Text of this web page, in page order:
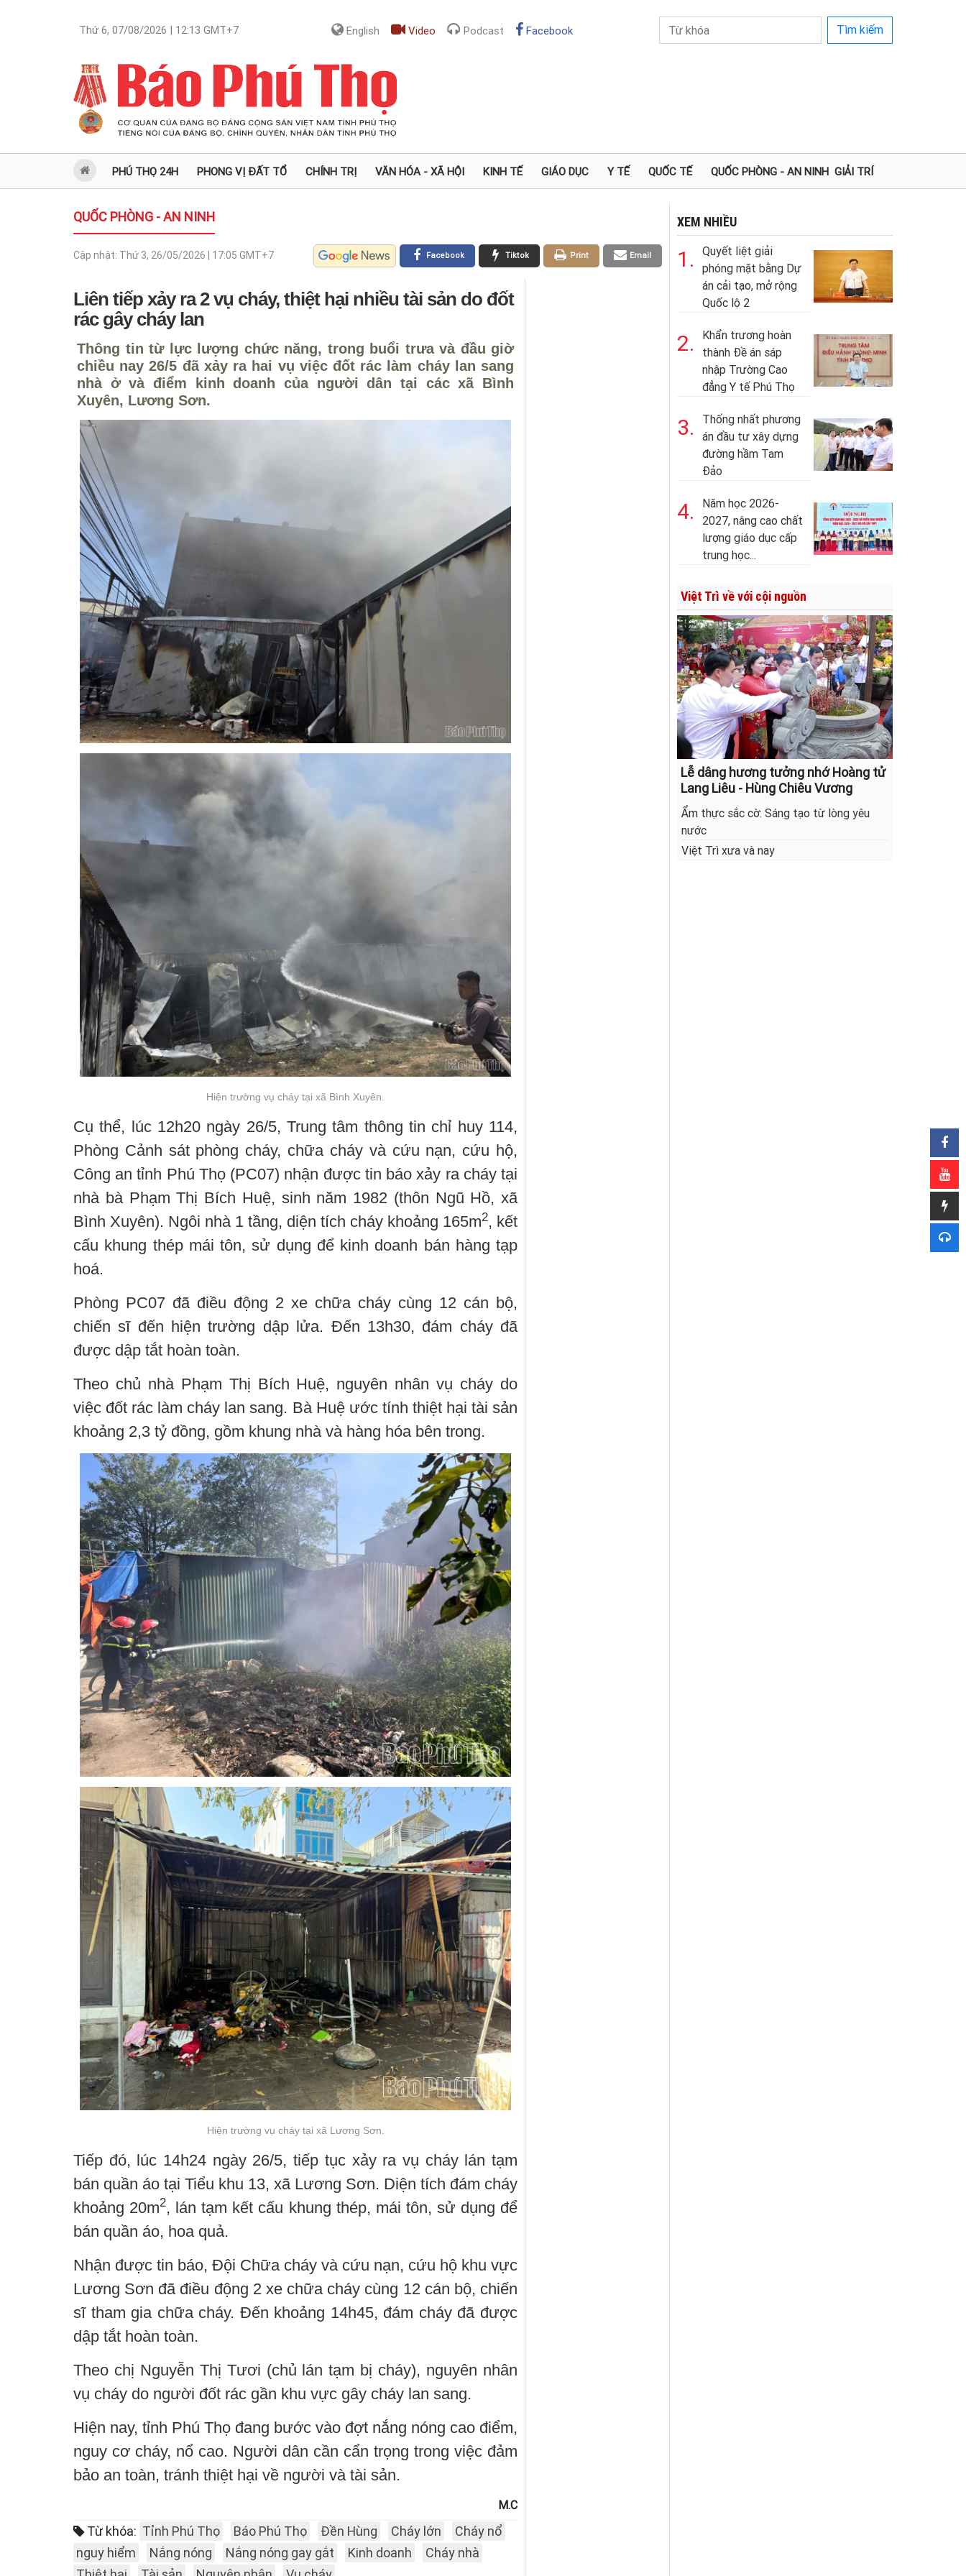
Thứ 6, 07/08/2026 | 12:13 GMT+7 English Video Podcast Facebook Tìm kiếm
PHÚ THỌ 24H PHONG VỊ ĐẤT TỔ CHÍNH TRỊ VĂN HÓA - XÃ HỘI KINH TẾ GIÁO DỤC Y TẾ QUỐC TẾ QUỐC PHÒNG - AN NINH GIẢI TRÍ
QUỐC PHÒNG - AN NINH
Cập nhật: Thứ 3, 26/05/2026 | 17:05 GMT+7 Email
Print
Tiktok
Facebook
Liên tiếp xảy ra 2 vụ cháy, thiệt hại nhiều tài sản do đốt
rác gây cháy lan
Thông tin từ lực lượng chức năng, trong buổi trưa và đầu giờ
chiều nay 26/5 đã xảy ra hai vụ việc đốt rác làm cháy lan sang
nhà ở và điểm kinh doanh của người dân tại các xã Bình
Xuyên, Lương Sơn.
Hiện trường vụ cháy tại xã Bình Xuyên.
Cụ thể, lúc 12h20 ngày 26/5, Trung tâm thông tin chỉ huy 114,
Phòng Cảnh sát phòng cháy, chữa cháy và cứu nạn, cứu hộ,
Công an tỉnh Phú Thọ (PC07) nhận được tin báo xảy ra cháy tại
nhà bà Phạm Thị Bích Huệ, sinh năm 1982 (thôn Ngũ Hồ, xã
Bình Xuyên). Ngôi nhà 1 tầng, diện tích cháy khoảng 165m2, kết
cấu khung thép mái tôn, sử dụng để kinh doanh bán hàng tạp
hoá.
Phòng PC07 đã điều động 2 xe chữa cháy cùng 12 cán bộ,
chiến sĩ đến hiện trường dập lửa. Đến 13h30, đám cháy đã
được dập tắt hoàn toàn.
Theo chủ nhà Phạm Thị Bích Huệ, nguyên nhân vụ cháy do
việc đốt rác làm cháy lan sang. Bà Huệ ước tính thiệt hại tài sản
khoảng 2,3 tỷ đồng, gồm khung nhà và hàng hóa bên trong.
Hiện trường vụ cháy tại xã Lương Sơn.
Tiếp đó, lúc 14h24 ngày 26/5, tiếp tục xảy ra vụ cháy lán tạm
bán quần áo tại Tiểu khu 13, xã Lương Sơn. Diện tích đám cháy
khoảng 20m2, lán tạm kết cấu khung thép, mái tôn, sử dụng để
bán quần áo, hoa quả.
Nhận được tin báo, Đội Chữa cháy và cứu nạn, cứu hộ khu vực
Lương Sơn đã điều động 2 xe chữa cháy cùng 12 cán bộ, chiến
sĩ tham gia chữa cháy. Đến khoảng 14h45, đám cháy đã được
dập tắt hoàn toàn.
Theo chị Nguyễn Thị Tươi (chủ lán tạm bị cháy), nguyên nhân
vụ cháy do người đốt rác gần khu vực gây cháy lan sang.
Hiện nay, tỉnh Phú Thọ đang bước vào đợt nắng nóng cao điểm,
nguy cơ cháy, nổ cao. Người dân cần cẩn trọng trong việc đảm
bảo an toàn, tránh thiệt hại về người và tài sản.
M.C
Từ khóa: Tỉnh Phú Thọ Báo Phú Thọ Đền Hùng Cháy lớn
Cháy nổ
nguy hiểm
Nắng nóng Nắng nóng gay gắt Kinh doanh
Cháy nhà
XEM NHIỀU
1.
Quyết liệt giải
phóng mặt bằng Dự
án cải tạo, mở rộng
Quốc lộ 2
2.
Khẩn trương hoàn
thành Đề án sáp
nhập Trường Cao
đẳng Y tế Phú Thọ
3.
Thống nhất phương
án đầu tư xây dựng
đường hầm Tam
Đảo
4.
Năm học 2026-
2027, nâng cao chất
lượng giáo dục cấp
trung học...
Việt Trì về với cội nguồn
Lễ dâng hương tưởng nhớ Hoàng tử
Lang Liêu - Hùng Chiêu Vương
Ẩm thực sắc cờ: Sáng tạo từ lòng yêu
nước
Việt Trì xưa và nay